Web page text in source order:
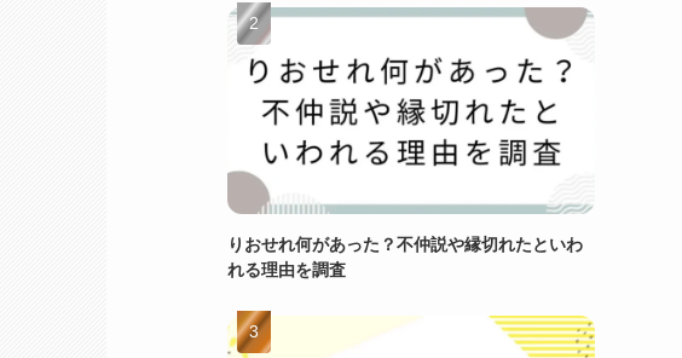
りおせれ何があった？不仲説や縁切れたといわ
れる理由を調査